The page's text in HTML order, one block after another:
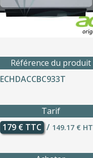
Référence du produit
ECHDACCBC933T
Tarif
179 € TTC / 149.17 € HT